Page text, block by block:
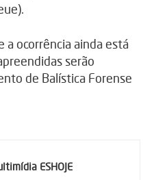
a ocorrência ainda está
serão
de Balística Forense
ESHOJE